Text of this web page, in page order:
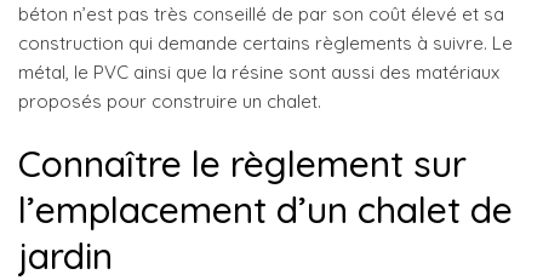
béton n’est pas très conseillé de par son coût élevé et sa
construction qui demande certains règlements à suivre. Le
métal, le PVC ainsi que la résine sont aussi des matériaux
proposés pour construire un chalet.
Connaître le règlement sur
l’emplacement d’un chalet de
jardin